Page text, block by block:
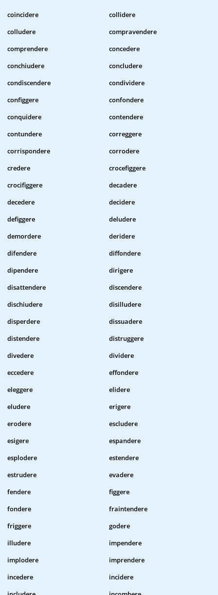
coincidere
collidere
colludere
compravendere
comprendere
concedere
conchiudere
concludere
condiscendere
condividere
configgere
confondere
conquidere
contendere
contundere
correggere
corrispondere
corrodere
credere
crocefiggere
crocifiggere
decadere
decedere
decidere
defiggere
deludere
demordere
deridere
difendere
diffondere
dipendere
dirigere
disattendere
discendere
dischiudere
disilludere
disperdere
dissuadere
distendere
distruggere
divedere
dividere
eccedere
effondere
eleggere
elidere
eludere
erigere
erodere
escludere
esigere
espandere
esplodere
estendere
estrudere
evadere
fendere
figgere
fondere
fraintendere
friggere
godere
illudere
impendere
implodere
imprendere
incedere
incidere